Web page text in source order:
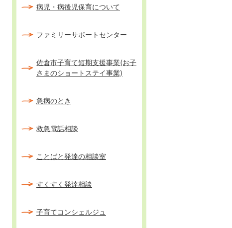
病児・病後児保育について
ファミリーサポートセンター
佐倉市子育て短期支援事業(お子
さまのショートステイ事業)
急病のとき
救急電話相談
ことばと発達の相談室
すくすく発達相談
子育てコンシェルジュ